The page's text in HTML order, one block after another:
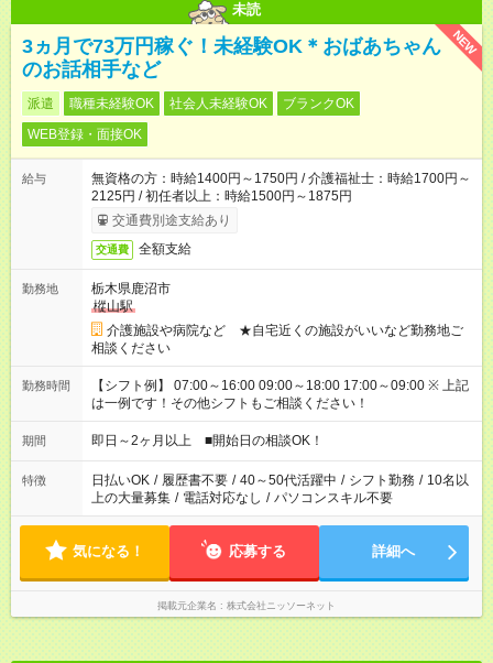
未読
NEW
3ヵ月で73万円稼ぐ！未経験OK＊おばあちゃん
のお話相手など
派遣 職種未経験OK 社会人未経験OK
ブランクOK
WEB登録・面接OK
給与
無資格の方：時給1400円～1750円 / 介護福祉士：時給1700円～
2125円 / 初任者以上：時給1500円～1875円
交通費別途支給あり
交通費 全額支給
勤務地
栃木県鹿沼市
樅山駅
介護施設や病院など ★自宅近くの施設がいいなど勤務地ご
相談ください
勤務時間
【シフト例】 07:00～16:00 09:00～18:00 17:00～09:00 ※ 上記
は一例です！その他シフトもご相談ください！
期間 即日～2ヶ月以上 ■開始日の相談OK！
特徴 日払いOK / 履歴書不要 / 40～50代活躍中 / シフト勤務 / 10名以
上の大量募集 / 電話対応なし / パソコンスキル不要
気になる！ 応募する 詳細へ
掲載元企業名 株式会社ニッソーネット